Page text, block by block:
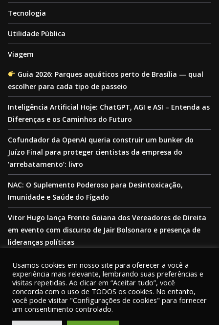
Tecnologia
Utilidade Pública
Viagem
Guia 2026: Parques aquáticos perto de Brasília — qual
escolher para cada tipo de passeio
Inteligência Artificial Hoje: ChatGPT, AGI e ASI – Entenda as
Diferenças e os Caminhos do Futuro
Cofundador da OpenAI queria construir um bunker do
Juízo Final para proteger cientistas da empresa do
‘arrebatamento’: livro
NAC: O Suplemento Poderoso para Desintoxicação,
Imunidade e Saúde do Fígado
Vitor Hugo lança Frente Goiana dos Vereadores de Direita
em evento com discurso de Jair Bolsonaro e presença de
lideranças políticas
Copyright © 2026 PORTAL ENTORNO . |Termos|Política de
Usamos cookies em nosso site para oferecer a você a
experiência mais relevante, lembrando suas preferências e
visitas repetidas. Ao clicar em “Aceitar tudo”, você
concorda com o uso de TODOS os cookies. No entanto,
você pode visitar "Configurações de cookies" para fornecer
um consentimento controlado.